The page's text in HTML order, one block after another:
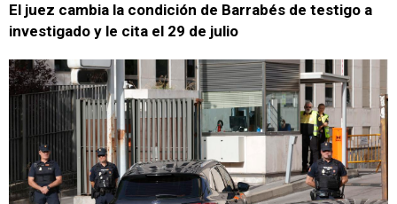
El juez cambia la condición de Barrabés de testigo a
investigado y le cita el 29 de julio